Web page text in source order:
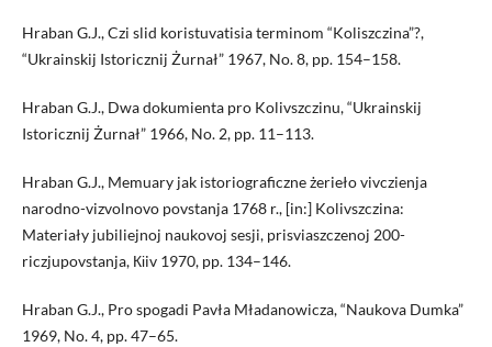
Hraban G.J., Czi slid koristuvatisia terminom “Koliszczina”?,
“Ukrainskij Istoricznij Żurnał” 1967, No. 8, pp. 154–158.
Hraban G.J., Dwa dokumienta pro Kolivszczinu, “Ukrainskij
Istoricznij Żurnał” 1966, No. 2, pp. 11–113.
Hraban G.J., Memuary jak istoriograficzne żerieło vivczienja
narodno-vizvolnovo povstanja 1768 r., [in:] Kolivszczina:
Materiały jubiliejnoj naukovoj sesji, prisviaszczenoj 200-
riczjupovstanja, Кіiv 1970, pp. 134–146.
Hraban G.J., Pro spogadi Pavła Mładanowicza, “Naukova Dumka”
1969, No. 4, pp. 47–65.